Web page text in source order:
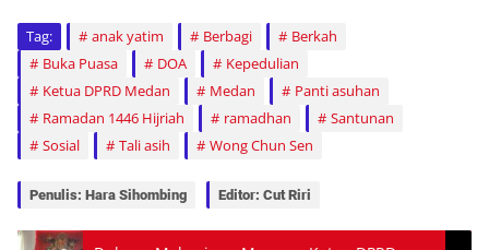
Tag: anak yatim Berbagi
Berkah
Buka Puasa
DOA
Kepedulian
Ketua DPRD Medan
Medan
Panti asuhan
Ramadan 1446 Hijriah
ramadhan
Santunan
Sosial
Tali asih Wong Chun Sen
Penulis: Hara Sihombing Editor: Cut Riri